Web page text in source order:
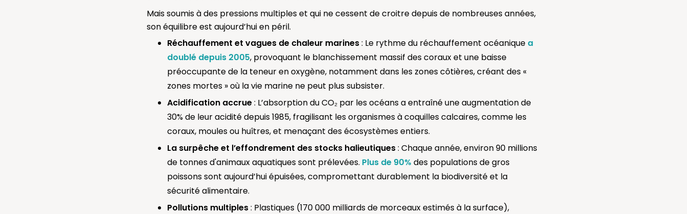
Mais soumis à des pressions multiples et qui ne cessent de croitre depuis de nombreuses années,
son équilibre est aujourd’hui en péril.
Réchauffement et vagues de chaleur marines: Le rythme du réchauffement océanique a
doublé depuis 2005, provoquant le blanchissement massif des coraux et une baisse
préoccupante de la teneur en oxygène, notamment dans les zones côtières, créant des «
zones mortes » où la vie marine ne peut plus subsister.
Acidification accrue: L’absorption du CO₂ par les océans a entraîné une augmentation de
30% de leur acidité depuis 1985, fragilisant les organismes à coquilles calcaires, comme les
coraux, moules ou huîtres, et menaçant des écosystèmes entiers.
La surpêche et l’effondrement des stocks halieutiques: Chaque année, environ 90 millions
de tonnes d'animaux aquatiques sont prélevées. Plus de 90% des populations de gros
poissons sont aujourd’hui épuisées, compromettant durablement la biodiversité et la
sécurité alimentaire.
Pollutions multiples: Plastiques (170 000 milliards de morceaux estimés à la surface),